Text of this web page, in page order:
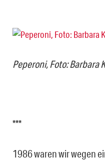
Peperoni, Foto: Barbara
***
1986 waren wir wegen